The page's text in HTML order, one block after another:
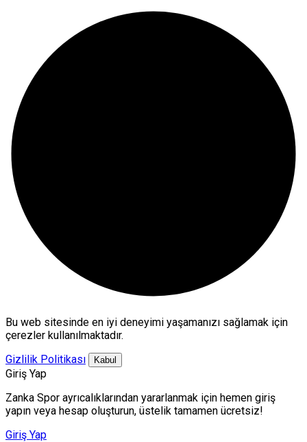
Bu web sitesinde en iyi deneyimi yaşamanızı sağlamak için
çerezler kullanılmaktadır.
Gizlilik Politikası
Kabul
Giriş Yap
Zanka Spor ayrıcalıklarından yararlanmak için hemen giriş
yapın veya hesap oluşturun, üstelik tamamen ücretsiz!
Giriş Yap